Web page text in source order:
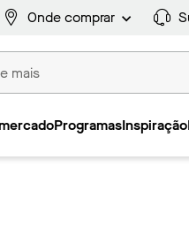
Onde comprar
ProgramasInspiração